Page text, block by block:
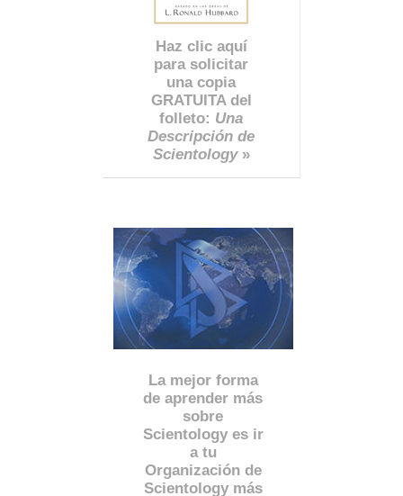
Haz clic aquí
para solicitar
una copia
GRATUITA del
folleto: Una
Descripción de
Scientology»
La mejor forma
de aprender más
sobre
Scientology es ir
a tu
Organización de
Scientology más